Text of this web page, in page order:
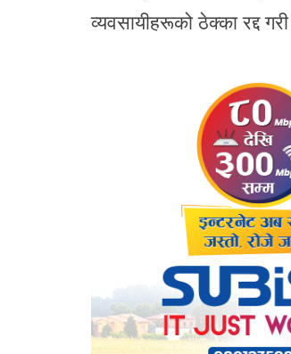
व्यवसायीहरूको ठेक्का रद्द